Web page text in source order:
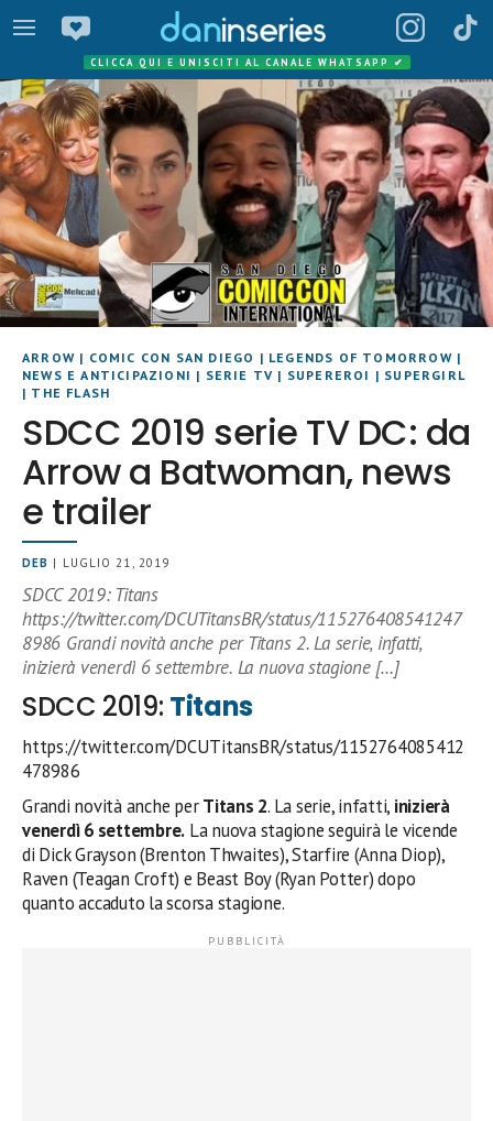
CLICCA QUI E UNISCITI AL CANALE WHATSAPP ✔
ARROW | COMIC CON SAN DIEGO | LEGENDS OF TOMORROW|
NEWS E ANTICIPAZIONI | SERIE TV | SUPEREROI | SUPERGIRL
| THE FLASH
SDCC 2019 serie TV DC: da
Arrow a Batwoman, news
e trailer
DEB | LUGLIO 21, 2019
SDCC 2019: Titans
https://twitter.com/DCUTitansBR/status/115276408541247
8986 Grandi novità anche per Titans 2. La serie, infatti,
inizierà venerdì 6 settembre. La nuova stagione […]
SDCC 2019: Titans
https://twitter.com/DCUTitansBR/status/1152764085412
478986
Grandi novità anche perTitans 2. La serie, infatti, inizierà
venerdì 6 settembre. La nuova stagione seguirà le vicende
di Dick Grayson (Brenton Thwaites), Starfire (Anna Diop),
Raven (Teagan Croft) e Beast Boy (Ryan Potter) dopo
quanto accaduto la scorsa stagione.